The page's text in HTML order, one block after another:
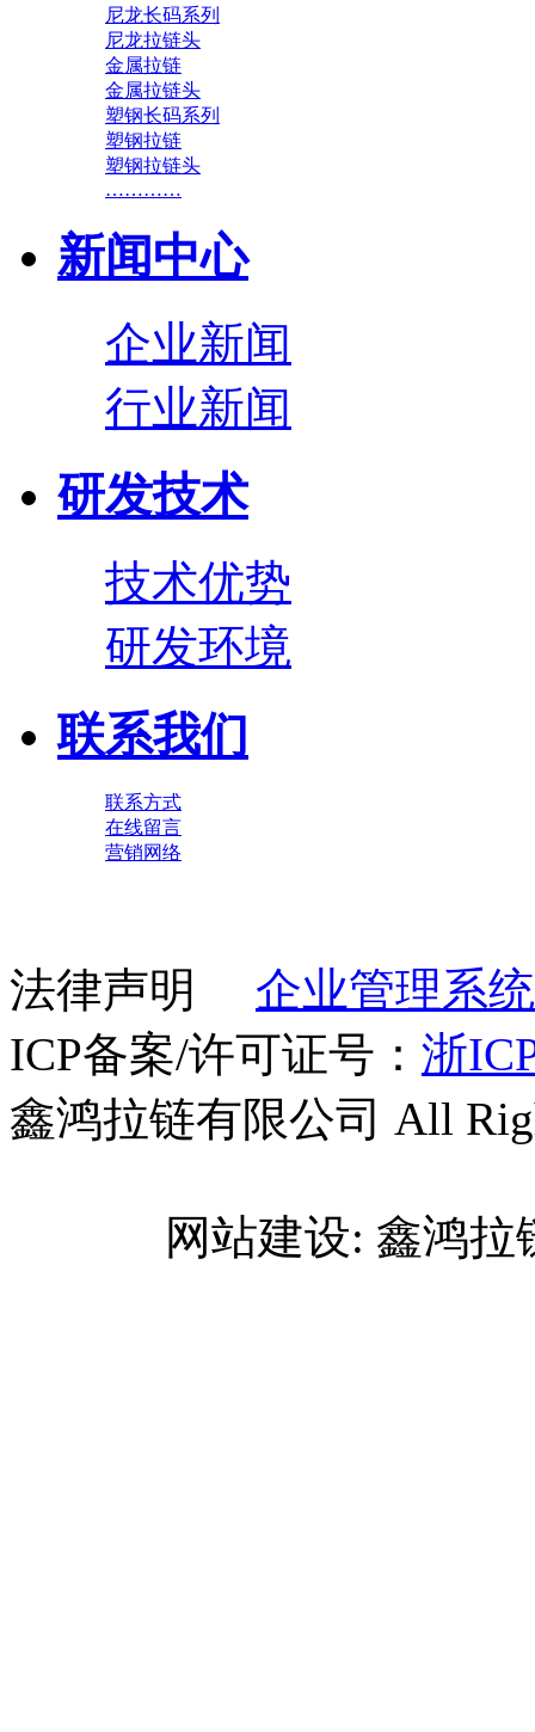
尼龙长码系列
尼龙拉链头
金属拉链
金属拉链头
塑钢长码系列
塑钢拉链
塑钢拉链头
…………
新闻中心
企业新闻
行业新闻
研发技术
技术优势
研发环境
联系我们
联系方式
在线留言
营销网络
法律声明 企业管理系
ICP备案/许可证号： 浙
鑫鸿拉链有限公司 All
网站建设: 鑫鸿拉